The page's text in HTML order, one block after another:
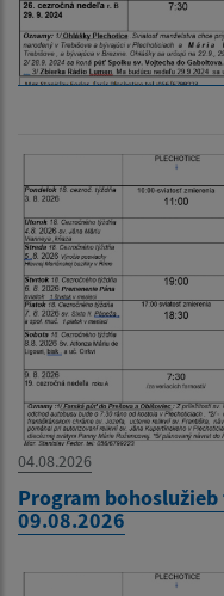
04.08.2026
Program
09.08.2026